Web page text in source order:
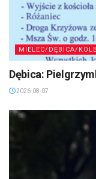
MIELEC/DĘBICA/
Dębica:
2026-08-07